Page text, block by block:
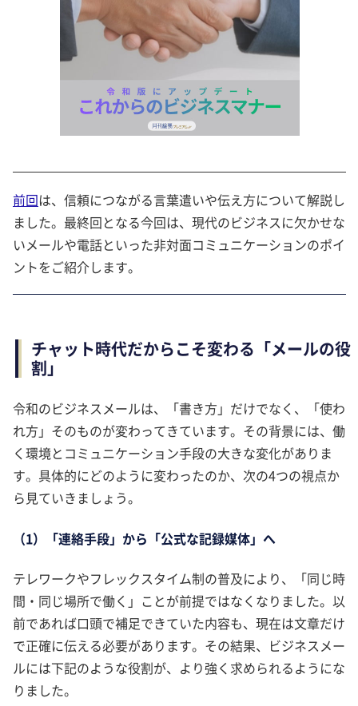
前回は、信頼につながる言葉遣いや伝え方について解説し
ました。最終回となる今回は、現代のビジネスに欠かせな
いメールや電話といった非対面コミュニケーションのポイ
ントをご紹介します。
チャット時代だからこそ変わる「メールの役
割」
令和のビジネスメールは、「書き方」だけでなく、「使わ
れ方」そのものが変わってきています。その背景には、働
く環境とコミュニケーション手段の大きな変化がありま
す。具体的にどのように変わったのか、次の4つの視点か
ら見ていきましょう。
（1）「連絡手段」から「公式な記録媒体」へ
テレワークやフレックスタイム制の普及により、「同じ時
間・同じ場所で働く」ことが前提ではなくなりました。以
前であれば口頭で補足できていた内容も、現在は文章だけ
で正確に伝える必要があります。その結果、ビジネスメー
ルには下記のような役割が、より強く求められるようにな
りました。